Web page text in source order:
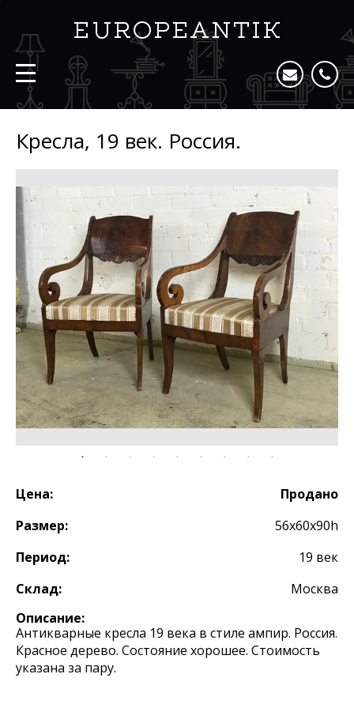
Кресла, 19 век. Россия.
Цена:
Продано
Размер:
56х60х90h
Период:
19 век
Склад:
Москва
Описание:
Антикварные кресла 19 века в стиле ампир. Россия.
Красное дерево. Состояние хорошее. Стоимость
указана за пару.